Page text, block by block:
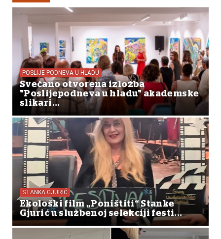
POSLIJE PODNEVA U HLADU
Svečano otvorena izložba
"Poslijepodneva u hladu" akademske
slikari...
STANKA GJURIĆ
Ekološki film „Poništiti“ Stanke
Gjurić u službenoj selekciji festi...